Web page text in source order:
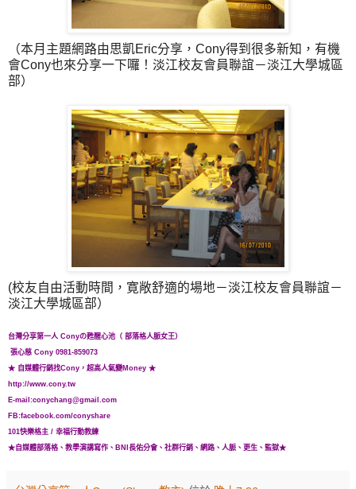
（本月主題網路由思凱Eric分享，Cony得到很多新知，有機
會Cony也來分享一下囉！淡江校友會員聯誼－淡江大學城區
部）
(校友自由活動時間，寛敞舒適的場地－淡江校友會員聯誼－
淡江大學城區部）
台灣分享第一人 Conyの甦醒心池 （ 部落格人脈女王）
張心慈 Cony 0981-859073
★ 自媒體行銷找Cony，超高人氣變Money ★
http://www.cony.tw
E-mail:conychang@gmail.com
FB:facebook.com/conyshare
101快樂格主 / 幸福行動教練
★自媒體部落格、教學演講寫作 、BNI長佑分會、 社群行銷、網路、人脈、更生、監獄★